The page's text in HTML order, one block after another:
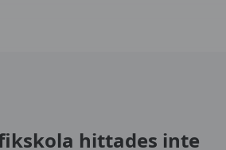
hittades inte